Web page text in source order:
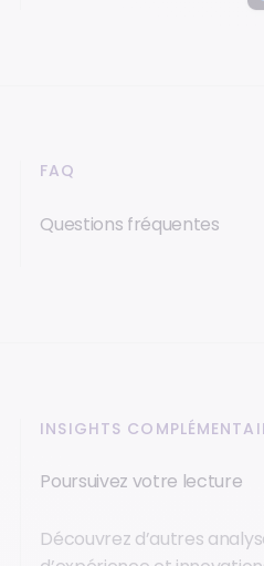
FAQ
Questions fréquentes
INSIGHTS
Poursuivez votre lecture
Découvrez d’autres